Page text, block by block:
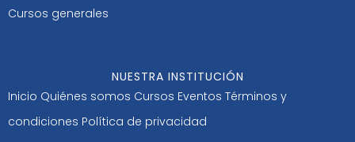
Cursos generales
NUESTRA INSTITUCIÓN
Inicio Quiénes somos Cursos Eventos Términos y
condiciones Política de privacidad